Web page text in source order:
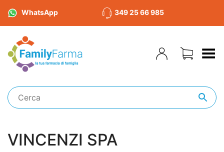
WhatsApp 349 25 66 985
Toggle Menu
VINCENZI SPA